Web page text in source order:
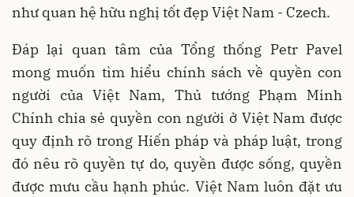
như quan hệ hữu nghị tốt đẹp Việt Nam - Czech.
Đáp lại quan tâm của Tổng thống Petr Pavel
mong muốn tìm hiểu chính sách về quyền con
người của Việt Nam, Thủ tướng Phạm Minh
Chính chia sẻ quyền con người ở Việt Nam được
quy định rõ trong Hiến pháp và pháp luật, trong
đó nêu rõ quyền tự do, quyền được sống, quyền
được mưu cầu hạnh phúc. Việt Nam luôn đặt ưu